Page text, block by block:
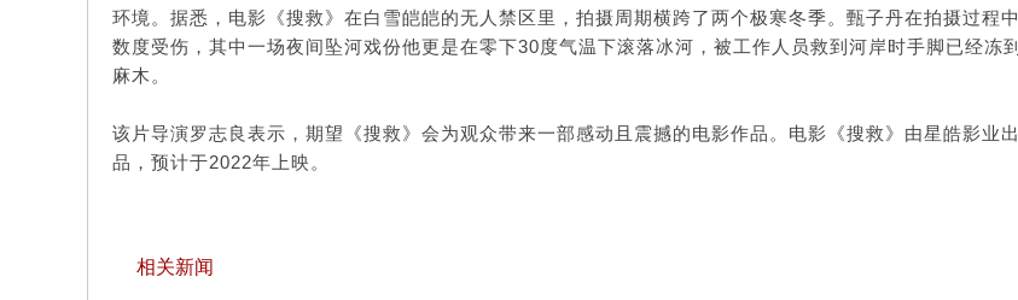
环境。据悉，电影《搜救》在白雪皑皑的无人禁区里，拍摄周期横跨了两个极寒冬季。甄子丹在拍摄过程中
数度受伤，其中一场夜间坠河戏份他更是在零下30度气温下滚落冰河，被工作人员救到河岸时手脚已经冻到
麻木。
该片导演罗志良表示，期望《搜救》会为观众带来一部感动且震撼的电影作品。电影《搜救》由星皓影业出
品，预计于2022年上映。
相关新闻